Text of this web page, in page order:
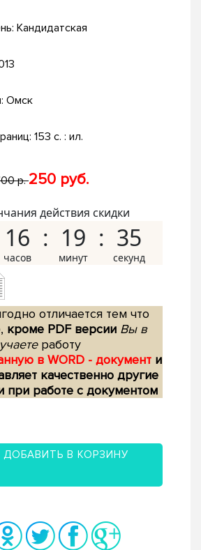
Кандидатская
Омск
153 с. : ил.
р.250 руб.
действия скидки
16 19 34
отличается тем что
кроме PDF версии Вы в
работу
в WORD - документ и
качественно другие
при работе с документом
ДОБАВИТЬ В КОРЗИНУ